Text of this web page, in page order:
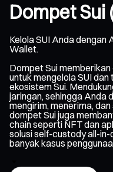
Dompet Sui
Kelola SUI Anda dengan
Wallet.
Dompet Sui
untuk mengelola SUI
ekosistem Sui.
jaringan, sehingga Anda
mengirim, menerima,
dompet Sui juga
chain seperti NFT dan
solusi self-custody all-
banyak kasus